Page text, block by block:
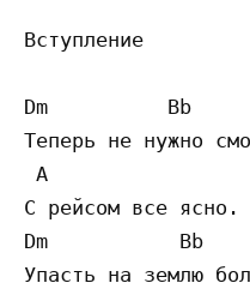
Вступление
Dm          Bb
Теперь не нужно
A
С рейсом все ясно.
Dm           Bb
Упасть на землю